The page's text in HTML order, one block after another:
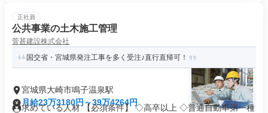
正社員
公共事業の土木施工管理
菅甚建設株式会社
国交省・宮城県発注工事を多く受注♪直行直帰可！
宮城県大崎市鳴子温泉駅
月給23万3180円～39万4264円
求めている人材 【必須条件】 ◇高卒以上 ◇普通自動車第一種